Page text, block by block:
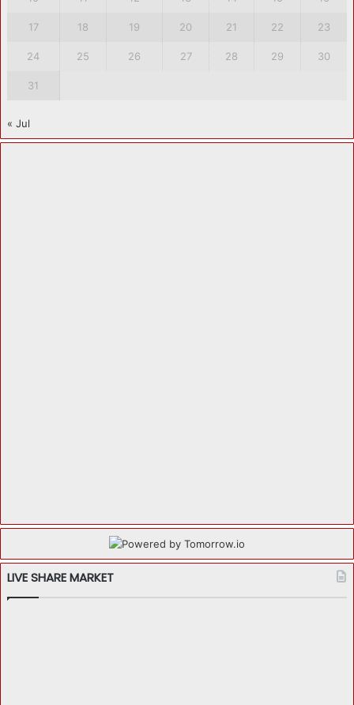
17 18 19 20 21 22 23
24 25 26 27 28 29 30
31
« Jul
LIVE SHARE MARKET